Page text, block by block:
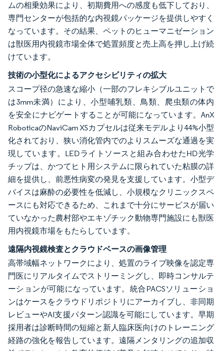
ムの相乗効果により、初期費用への感度も低下しており、
専門センターが包括的な内視鏡パッケージを提供しやすく
なっています。その結果、ペットのヒューマニゼーション
は獣医用内視鏡市場全体で処置頻度と売上高を押し上げ続
けています。
技術の小型化によるアクセシビリティの拡大
スコープ径の急速な縮小（一部のフレキシブルユニットで
は3mm未満）により、小型哺乳類、鳥類、爬虫類の体内
を安全にナビゲートすることが可能になっています。AnX
RoboticaのNaviCam XSカプセルは従来モデルより44%小型
化されており、狭い消化管内でのよりスムーズな通過を実
現しています。LEDライトソースと組み合わせたHD光学
チップは、かつてヒト用システムに限られていた粘膜の詳
細を提供し、前悪性病変の発見を支援しています。小型デ
バイスは麻酔の必要性を低減し、小規模なクリニックスペ
ースにも対応できるため、これまで十分にサービスが届い
ていなかった農村部やエキゾチック動物専門施設にも獣医
用内視鏡市場をもたらしています。
遠隔内視鏡検査とクラウドベースの画像管理
高帯域幅ネットワークにより、処置のライブ映像を認定専
門医にリアルタイムでストリーミングし、即時コンサルテ
ーションが可能になっています。統合PACSソリューショ
ンはケースをクラウドリポジトリにアーカイブし、非同期
レビューやAI支援パターン認識を可能にしています。早期
採用者は診断時間の短縮と新人臨床医向けのトレーニング
経路の強化を報告しています。遠隔メンタリングの追加収